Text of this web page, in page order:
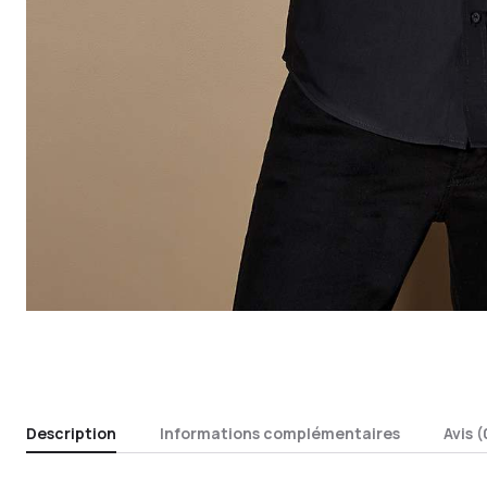
Description Informations complémentaires Avis